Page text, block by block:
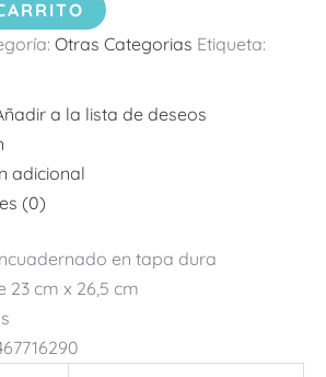
Otras Categorias Etiqueta:
a la lista de deseos
adicional
(0)
en tapa dura
23 cm x 26,5 cm